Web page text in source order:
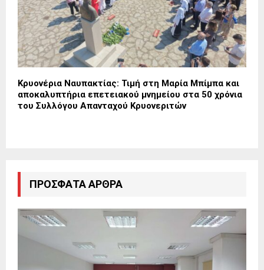
Κρυονέρια Ναυπακτίας: Τιμή στη Μαρία Μπίμπα και
αποκαλυπτήρια επετειακού μνημείου στα 50 χρόνια
του Συλλόγου Απανταχού Κρυονεριτών
ΠΡΌΣΦΑΤΑ ΆΡΘΡΑ